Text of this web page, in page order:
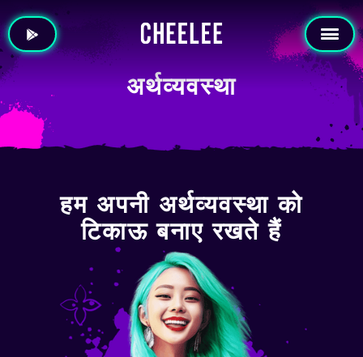
अर्थव्यवस्था
हम अपनी अर्थव्यवस्था को
टिकाऊ बनाए रखते हैं